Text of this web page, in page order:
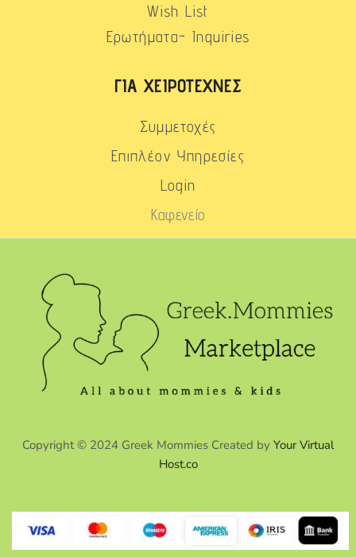
Wish List
Ερωτήματα- Inquiries
ΓΙΑ ΧΕΙΡΟΤΈΧΝΕΣ
Συμμετοχές
Επιπλέον Υπηρεσίες
Login
Καφενείο
Copyright © 2024 Greek Mommies Created by Your Virtual
Host.co